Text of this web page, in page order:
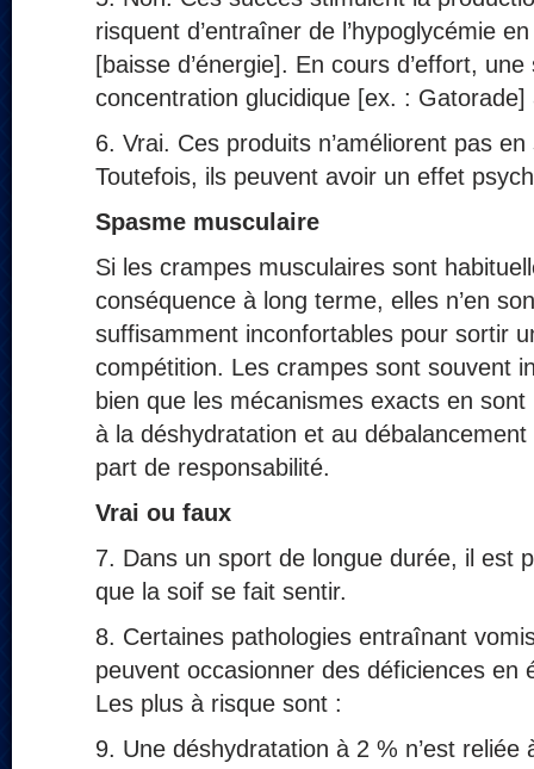
risquent d’entraîner de l’hypoglycémie
[baisse d’énergie]. En cours d’effort,
concentration glucidique [ex. :
6. Vrai. Ces produits n’améliorent pas
Toutefois, ils peuvent avoir un effet
Spasme musculaire
Si les crampes musculaires sont
conséquence à long terme, elles n’en
suffisamment inconfortables pour sortir
compétition. Les crampes sont souvent
bien que les mécanismes exacts en
à la déshydratation et au
part de responsabilité.
Vrai ou faux
7. Dans un sport de longue durée, il est
que la soif se fait sentir.
8. Certaines pathologies entraînant
peuvent occasionner des déficiences en
Les plus à risque sont :
9. Une déshydratation à 2 % n’est